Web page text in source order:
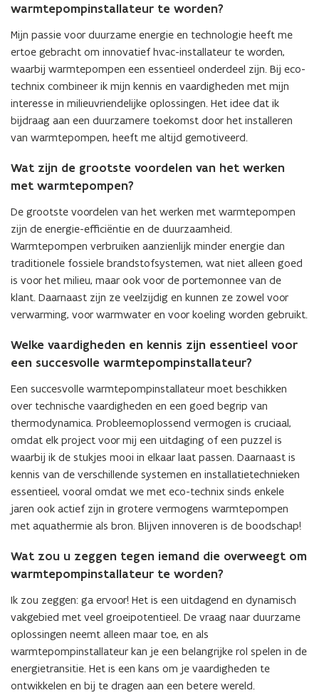
warmtepompinstallateur te worden?
Mijn passie voor duurzame energie en technologie heeft me
ertoe gebracht om innovatief hvac-installateur te worden,
waarbij warmtepompen een essentieel onderdeel zijn. Bij eco-
technix combineer ik mijn kennis en vaardigheden met mijn
interesse in milieuvriendelijke oplossingen. Het idee dat ik
bijdraag aan een duurzamere toekomst door het installeren
van warmtepompen, heeft me altijd gemotiveerd.
Wat zijn de grootste voordelen van het werken
met warmtepompen?
De grootste voordelen van het werken met warmtepompen
zijn de energie-efficiëntie en de duurzaamheid.
Warmtepompen verbruiken aanzienlijk minder energie dan
traditionele fossiele brandstofsystemen, wat niet alleen goed
is voor het milieu, maar ook voor de portemonnee van de
klant. Daarnaast zijn ze veelzijdig en kunnen ze zowel voor
verwarming, voor warmwater en voor koeling worden gebruikt.
Welke vaardigheden en kennis zijn essentieel voor
een succesvolle warmtepompinstallateur?
Een succesvolle warmtepompinstallateur moet beschikken
over technische vaardigheden en een goed begrip van
thermodynamica. Probleemoplossend vermogen is cruciaal,
omdat elk project voor mij een uitdaging of een puzzel is
waarbij ik de stukjes mooi in elkaar laat passen. Daarnaast is
kennis van de verschillende systemen en installatietechnieken
essentieel, vooral omdat we met eco-technix sinds enkele
jaren ook actief zijn in grotere vermogens warmtepompen
met aquathermie als bron. Blijven innoveren is de boodschap!
Wat zou u zeggen tegen iemand die overweegt om
warmtepompinstallateur te worden?
Ik zou zeggen: ga ervoor! Het is een uitdagend en dynamisch
vakgebied met veel groeipotentieel. De vraag naar duurzame
oplossingen neemt alleen maar toe, en als
warmtepompinstallateur kan je een belangrijke rol spelen in de
energietransitie. Het is een kans om je vaardigheden te
ontwikkelen en bij te dragen aan een betere wereld.